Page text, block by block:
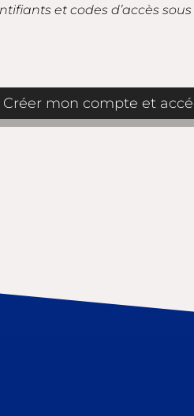
et codes d’accès
Créer mon compte et